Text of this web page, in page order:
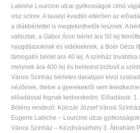
Labishe Lourcine utcai gyilkosságok címû
visz színre. A tavalyi évadtól eltérõen az
a diákbérlettel is megtekinthetõk lesznek. A
változtak, a Gábor Áron bérlet ára 50 lej
nyugdíjasoknak és vidékieknek, a Boér Géza
támogatói bérlet ára 40 lej. A színház
melynek ára 400 lej és belépést biztosít a
Városi Színház bérletes darabjain kívül
nézõinek, illetve a gyerekekrõl sem
elõadással fognak kedveskedni. Elõadások:
Bölény rendezõ: Kolcsár József Városi
Eugene Labiche – Lourcine utcai
Városi Színház – Kézdivásárhely 3. Ábrahám